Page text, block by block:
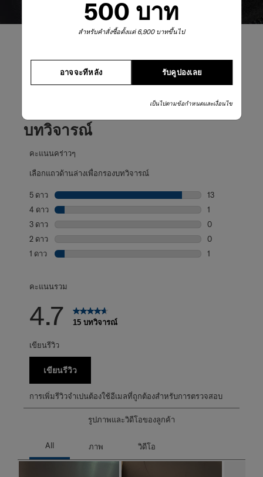
500 บาท
สำหรับคำสั่งซื้อตั้งแต่ 6,900 บาทขึ้นไป
รับคูปองเลย
อาจจะทีหลัง
เป็นไปตามข้อกำหนดและเงื่อนไข
บทวิจารณ์
คะแนนคร่าวๆ
เลือกแถวด้านล่างเพื่อกรองบทวิจารณ์
5 ดาว ดาว
13
บทวิจารณ์13 บท
4 ดาว ดาว
1
บทวิจารณ์1 บทที่
3 ดาว ดาว
0
บทวิจารณ์0 บท
2 ดาว ดาว
0
บทวิจารณ์0 บท
1 ดาว ดาว
1
คะแนนรวม
4.7 15 บทวิจารณ์
เขียนรีวิว
เขียนรีวิว
การเพิ่มรีวิวจำเปนต้องใช้อีเมลที่ถูกต้องสำหรับการตรวจสอบ
รูปภาพและวิดีโอของลูกค้า